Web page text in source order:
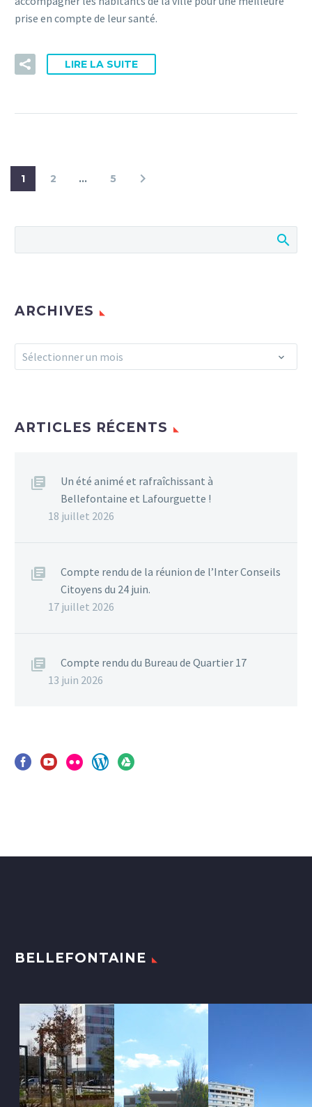
prise en compte de leur santé.
LIRE LA SUITE
1 2 … 5
ARCHIVES
Archives
Sélectionner un mois
ARTICLES RÉCENTS
Un été animé et rafraîchissant à
Bellefontaine et Lafourguette !
18 juillet 2026
Compte rendu de la réunion de l’Inter Conseils
Citoyens du 24 juin.
17 juillet 2026
Compte rendu du Bureau de Quartier 17
13 juin 2026
BELLEFONTAINE